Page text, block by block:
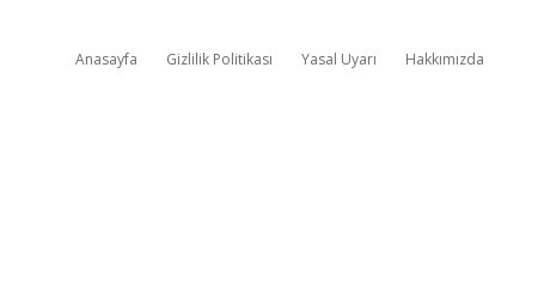
Anasayfa Gizlilik Politikası Yasal Uyarı Hakkımızda